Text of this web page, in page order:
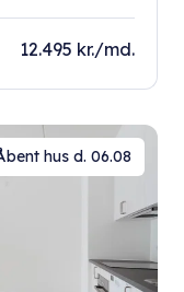
12.495 kr./md.
hus d. 06.08